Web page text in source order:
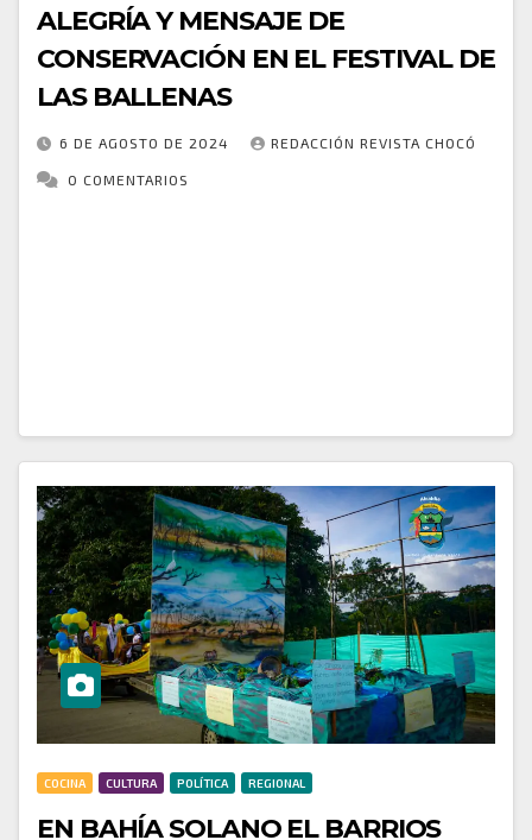
ALEGRÍA Y MENSAJE DE
CONSERVACIÓN EN EL FESTIVAL DE
LAS BALLENAS
6 DE AGOSTO DE 2024 REDACCIÓN REVISTA CHOCÓ
0 COMENTARIOS
COCINA CULTURA POLÍTICA REGIONAL
EN BAHÍA SOLANO EL BARRIOS